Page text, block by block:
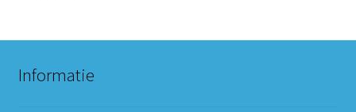
Informatie